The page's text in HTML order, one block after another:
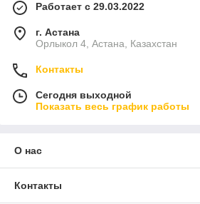
Работает с 29.03.2022
г. Астана
Орлыкол 4, Астана, Казахстан
Контакты
Сегодня выходной
Показать весь график работы
О нас
Контакты